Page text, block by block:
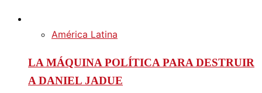
América Latina
LA MÁQUINA POLÍTICA PARA DESTRUIR
A DANIEL JADUE